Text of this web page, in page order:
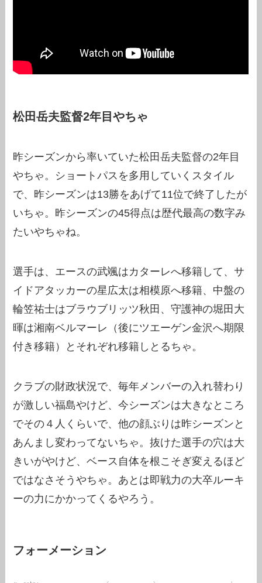
松田岳夫監督2年目やちゃ
昨シーズンから率いていた松田岳夫監督の2年目
やちゃ。ショートパスを多用していくスタイル
で、昨シーズンは13勝をあげて11位で終了したが
いちゃ。昨シーズンの45得点は歴代最高の数字み
たいやちゃね。
選手は、エースの武颯はカターレへ移籍して、サ
イドアタッカーの星広太は相模原へ移籍、中盤の
輪笠祐士はブラウブリッツ秋田、守護神の堀田大
暉は湘南ベルマーレ（後にツエーゲン金沢へ期限
付き移籍）とそれぞれ移籍しとるちゃ。
クラブの財政状況で、毎年メンバーの入れ替わり
が激しい福島やけど、今シーズンは大きなところ
でその４人くらいで、他の顔ぶりは昨シーズンと
あんまし変わってないちゃ。抜けた選手の穴は大
きいがやけど、ベース自体を根こそぎ変えるほど
ではなさそうやちゃ。あとは即戦力の大卒ルーキ
ーの力にかかってくるやろう。
フォーメーション